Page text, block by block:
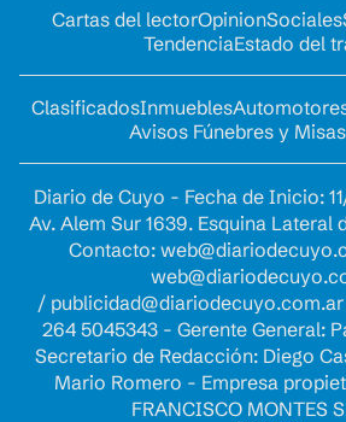
Cartas del lectorOpinionSociales
TendenciaEstado del
ClasificadosInmuebles
Avisos Fúnebres y Misas
Diario de Cuyo - Fecha de Inicio:
Av. Alem Sur 1639. Esquina
Contacto:
/ publicidad@diariodecuyo.com.ar
264 5045343 - Gerente General:
Secretario de Redacción: Diego
Mario Romero - Empresa
FRANCISCO MONTES